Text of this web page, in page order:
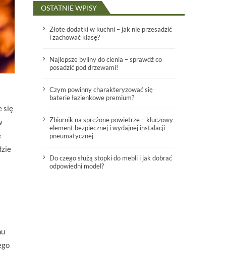
się
OSTATNIE WPISY
Złote dodatki w kuchni – jak nie przesadzić
i zachować klasę?
Najlepsze byliny do cienia – sprawdź co
posadzić pod drzewami!
Czym powinny charakteryzować się
baterie łazienkowe premium?
Zbiornik na sprężone powietrze – kluczowy
element bezpiecznej i wydajnej instalacji
pneumatycznej
Do czego służą stopki do mebli i jak dobrać
odpowiedni model?